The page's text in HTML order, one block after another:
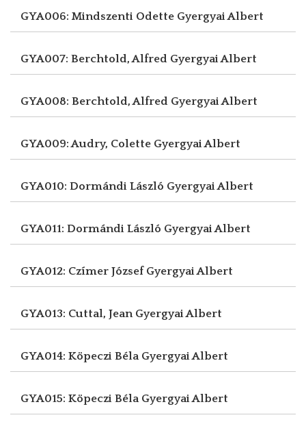
GYA006: Mindszenti Odette Gyergyai Albert
GYA007: Berchtold, Alfred Gyergyai Albert
GYA008: Berchtold, Alfred Gyergyai Albert
GYA009: Audry, Colette Gyergyai Albert
GYA010: Dormándi László Gyergyai Albert
GYA011: Dormándi László Gyergyai Albert
GYA012: Czímer József Gyergyai Albert
GYA013: Cuttal, Jean Gyergyai Albert
GYA014: Köpeczi Béla Gyergyai Albert
GYA015: Köpeczi Béla Gyergyai Albert